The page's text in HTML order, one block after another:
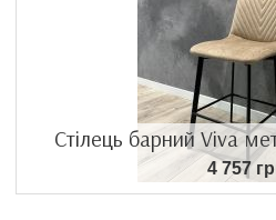
Стілець барний Viva
4 757